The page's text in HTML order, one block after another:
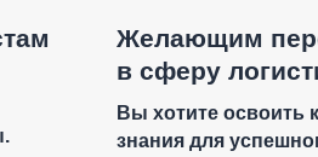
Вы хотите освоить
знания для
Желающим
в сферу